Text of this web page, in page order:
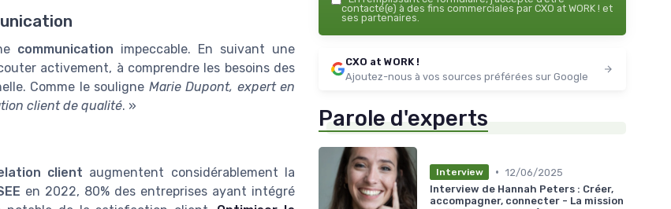
communication impeccable. En suivant une
activement, à comprendre les besoins des
Comme le souligne Marie Dupont, expert en
client de qualité. »
client augmentent considérablement la
en 2022, 80% des entreprises ayant intégré
contacté(e) à des fins commerciales par CXO at WORK ! et
ses partenaires.
CXO at WORK !
Ajoutez-nous à vos sources préférées sur Google
Parole d'experts
Interview • 12/06/2025
Interview de Hannah Peters : Créer,
accompagner, connecter - La mission